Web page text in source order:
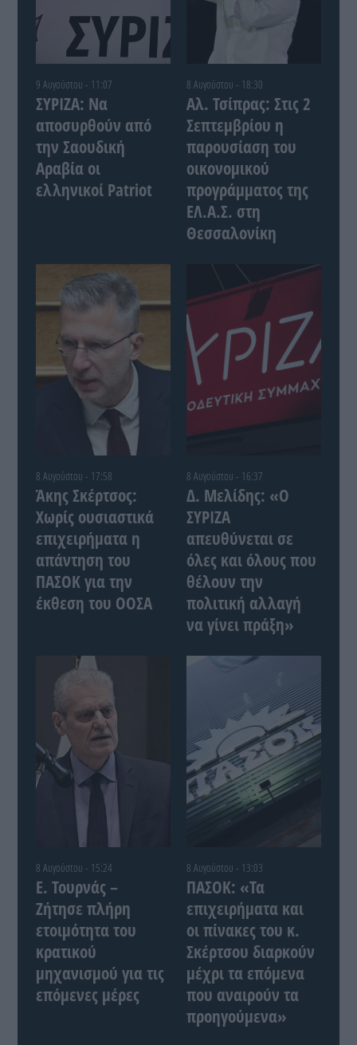
9 Αυγούστου - 11:07
ΣΥΡΙΖΑ: Να
αποσυρθούν από
την Σαουδική
Αραβία οι
ελληνικοί Patriot
8 Αυγούστου - 18:30
Αλ. Τσίπρας: Στις 2
Σεπτεμβρίου η
παρουσίαση του
οικονομικού
προγράμματος της
ΕΛ.Α.Σ. στη
Θεσσαλονίκη
8 Αυγούστου - 17:58
Άκης Σκέρτσος:
Χωρίς ουσιαστικά
επιχειρήματα η
απάντηση του
ΠΑΣΟΚ για την
έκθεση του ΟΟΣΑ
8 Αυγούστου - 16:37
Δ. Μελίδης: «Ο
ΣΥΡΙΖΑ
απευθύνεται σε
όλες και όλους που
θέλουν την
πολιτική αλλαγή
να γίνει πράξη»
8 Αυγούστου - 15:24
Ε. Τουρνάς –
Ζήτησε πλήρη
ετοιμότητα του
κρατικού
μηχανισμού για τις
επόμενες μέρες
8 Αυγούστου - 13:03
ΠΑΣΟΚ: «Τα
επιχειρήματα και
οι πίνακες του κ.
Σκέρτσου διαρκούν
μέχρι τα επόμενα
που αναιρούν τα
προηγούμενα»